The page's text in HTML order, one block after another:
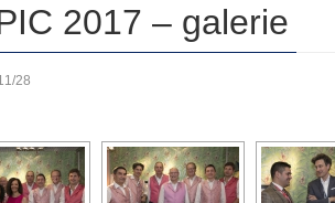
2017 – galerie
28